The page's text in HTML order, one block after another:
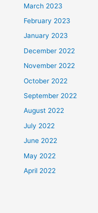
March 2023
February 2023
January 2023
December 2022
November 2022
October 2022
September 2022
August 2022
July 2022
June 2022
May 2022
April 2022